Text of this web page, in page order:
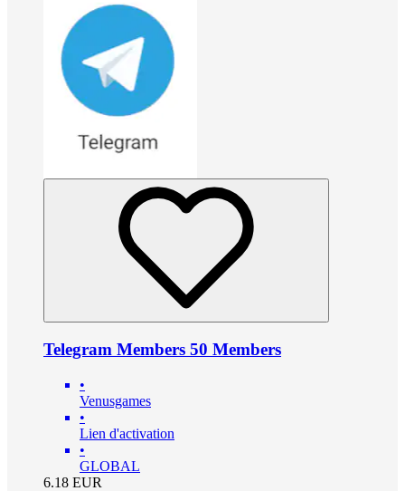
Telegram Members 50 Members
•
Venusgames
•
Lien d'activation
•
GLOBAL
6.18 EUR